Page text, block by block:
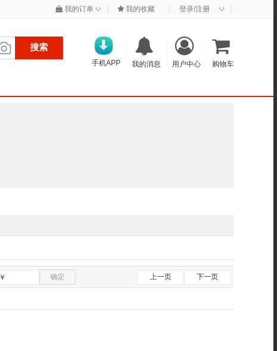
我的订单 ◇ 我的收藏 登录/注册 ◇
搜索
购物车
用户中心
我的消息
手机APP
￥ 确定 上一页 下一页